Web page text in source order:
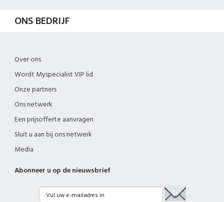
ONS BEDRIJF
Over ons
Wordt Myspecialist VIP lid
Onze partners
Ons netwerk
Een prijsofferte aanvragen
Sluit u aan bij ons netwerk
Media
Abonneer u op de nieuwsbrief